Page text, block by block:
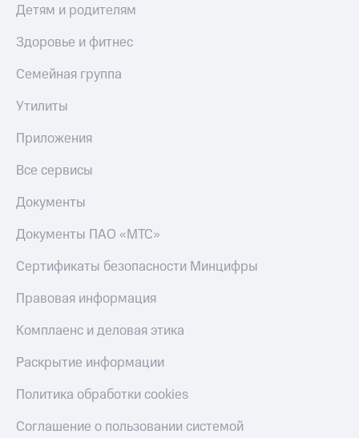
Детям и родителям
Здоровье и фитнес
Семейная группа
Утилиты
Приложения
Все сервисы
Документы
Документы ПАО «МТС»
Сертификаты безопасности Минцифры
Правовая информация
Комплаенс и деловая этика
Раскрытие информации
Политика обработки cookies
Соглашение о пользовании системой